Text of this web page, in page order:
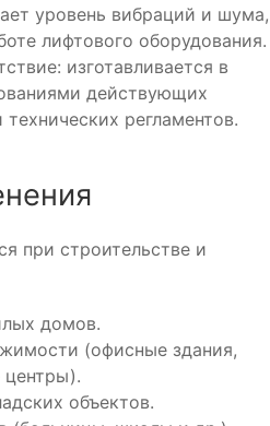
уровень вибраций и шума,
лифтового оборудования.
изготавливается в
действующих
регламентов.
при строительстве и
домов.
(офисные здания,
центры).
объектов.